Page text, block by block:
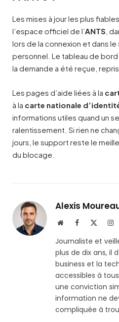
Les mises à jour les plus
l’espace officiel de l’ANTS ,
lors de la connexion et dans le
personnel. Le tableau de
la demande a été reçue,
Les pages d’aide liées à la
à la carte nationale
informations utiles quand un
ralentissement. Si rien ne
jours, le support reste le
du blocage.
Alexis
Site
Facebook
Journaliste et
plus de dix ans, il
business et la
accessibles à
une conviction
information ne
compliquée à